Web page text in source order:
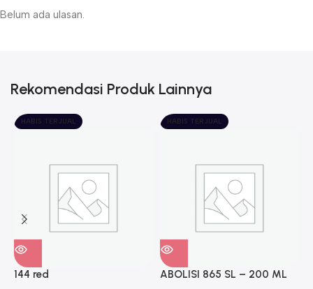
Belum ada ulasan.
Rekomendasi Produk Lainnya
HABIS TERJUAL
144 red
HABIS TERJUAL
ABOLISI 865 SL – 200 ML